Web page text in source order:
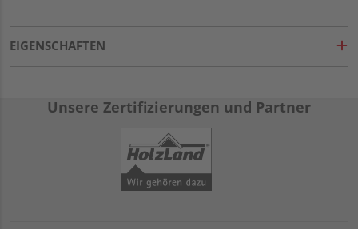
EIGENSCHAFTEN
Unsere Zertifizierungen und Partner